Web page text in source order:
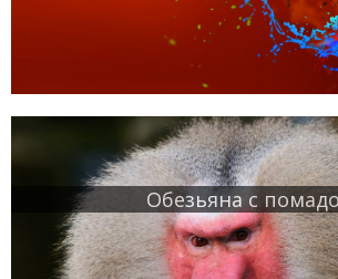
Обезьяна с